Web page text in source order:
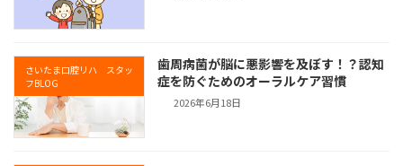
さいたま口腔リハ スタッ
フBLOG
歯周病菌が脳に悪影響を及ぼす！？認知
症を防ぐためのオーラルケア習慣
2026年6月18日